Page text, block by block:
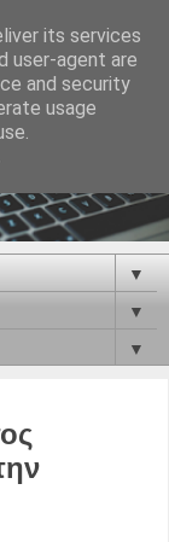
▼
▼
▼
its services
user-agent are
and security
usage